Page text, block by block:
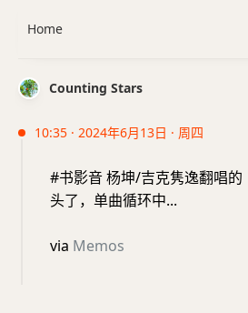
Counting Stars
10:35 · 2024年6月13日 · 周四
#书影音 杨坤/吉克隽逸翻唱的
头了，单曲循环中...
via Memos
Home